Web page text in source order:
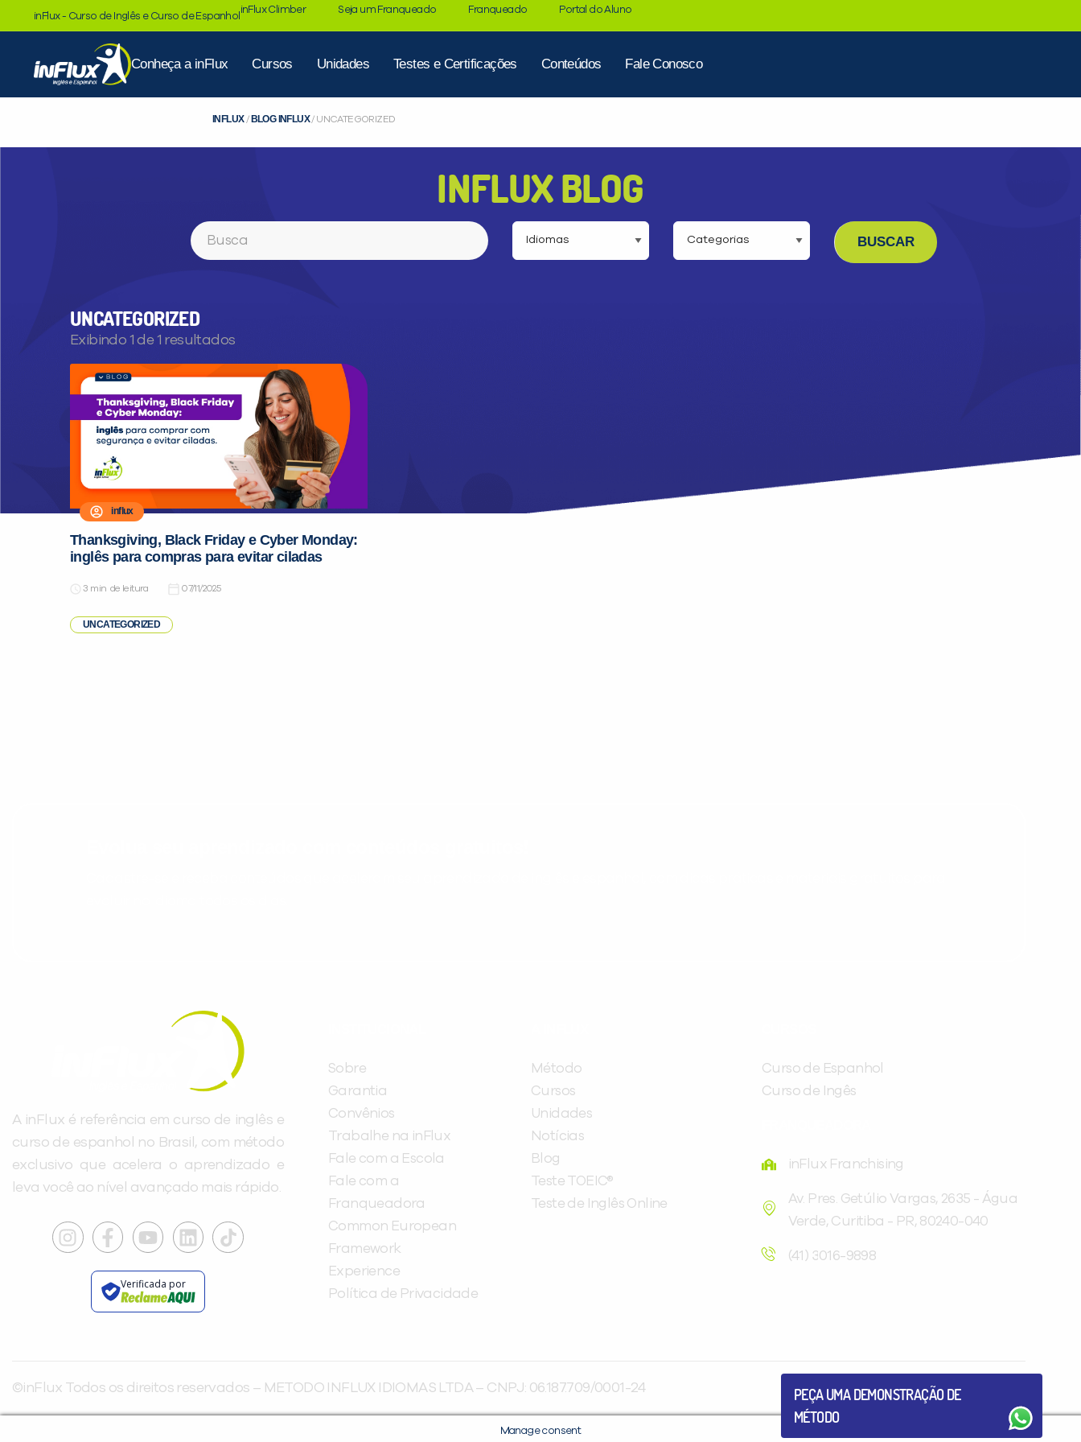
inFlux - Curso de Inglês e Curso de Espanhol
inFlux Climber Seja um Franqueado Franqueado Portal do Aluno
Conheça a inFlux Cursos Unidades Testes e Certificações Conteúdos Fale Conosco
INFLUX/BLOG INFLUX/ UNCATEGORIZED
INFLUX BLOG
Buscar
UNCATEGORIZED
Exibindo 1 de 1 resultados
influx
Thanksgiving, Black Friday e Cyber Monday:
inglês para compras para evitar ciladas
de leitura 07/11/2025
UNCATEGORIZED
A inFlux é referência em curso de inglês e
curso de espanhol no Brasil, com método
exclusivo que acelera o aprendizado e
leva você ao nível avançado mais rápido.
Verificada por
Sobre
Garantia
Convênios
Trabalhe na inFlux
Fale com a Escola
Fale com a
Franqueadora
Common European
Framework
Experience
Política de Privacidade
Método
Cursos
Unidades
Notícias
Blog
Teste TOEIC®
Teste de Inglês Online
Curso de Espanhol
Curso de Ingês
inFlux Franchising
Av. Pres. Getúlio Vargas, 2635 - Água
Verde, Curitiba - PR, 80240-040
(41) 3016-9898
©inFlux Todos os direitos reservados – METODO INFLUX IDIOMAS LTDA – CNPJ: 06.187.709/0001-24
PEÇA UMA DEMONSTRAÇÃO DE
MÉTODO
Você é aluno inFlux?
Sim
Manage consent